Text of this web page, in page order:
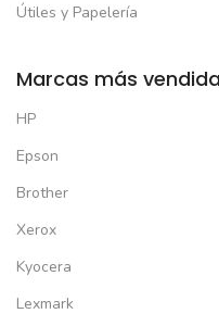
Útiles y Papelería
Marcas más
HP
Epson
Brother
Xerox
Kyocera
Lexmark